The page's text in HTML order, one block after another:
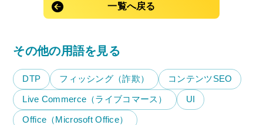
一覧へ戻る
その他の用語を見る
DTP フィッシング（詐欺） コンテンツSEO
Live Commerce（ライブコマース） UI
Office（Microsoft Office）